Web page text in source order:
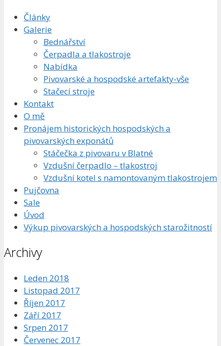
Články
Galerie
Bednářství
Čerpadla a tlakostroje
Nabídka
Pivovarské a hospodské artefakty-vše
Stačecí stroje
Kontakt
O mě
Pronájem historických hospodských a
pivovarských exponátů
Stáčečka z pivovaru v Blatné
Vzdušní čerpadlo – tlakostroj
Vzdušní kotel s namontovaným tlakostrojem
Pujčovna
Sale
Úvod
Výkup pivovarských a hospodských starožitností
Archivy
Leden 2018
Listopad 2017
Říjen 2017
Září 2017
Srpen 2017
Červenec 2017